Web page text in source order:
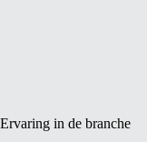
Ervaring in de branche